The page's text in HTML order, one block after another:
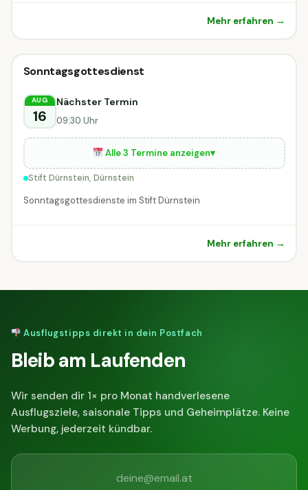
Mehr erfahren →
Sonstiges
Dürnstein
Sonstiges
Sonntagsgottesdienst
AUG
16
Nächster Termin
09:30 Uhr
Alle 3 Termine anzeigen▾
Stift Dürnstein, Dürnstein
Sonntagsgottesdienste im Stift Dürnstein
Mehr erfahren →
Ausflugstipps direkt in dein Postfach
Bleib am Laufenden
Wir senden dir 1× pro Monat handverlesene
Ausflugsziele, saisonale Tipps und Geheimplätze. Keine
Werbung, jederzeit kündbar.